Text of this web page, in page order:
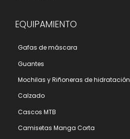
EQUIPAMIENTO
Gafas de máscara
Guantes
Mochilas y Riñoneras de hidratación
Calzado
Cascos MTB
Camisetas Manga Corta